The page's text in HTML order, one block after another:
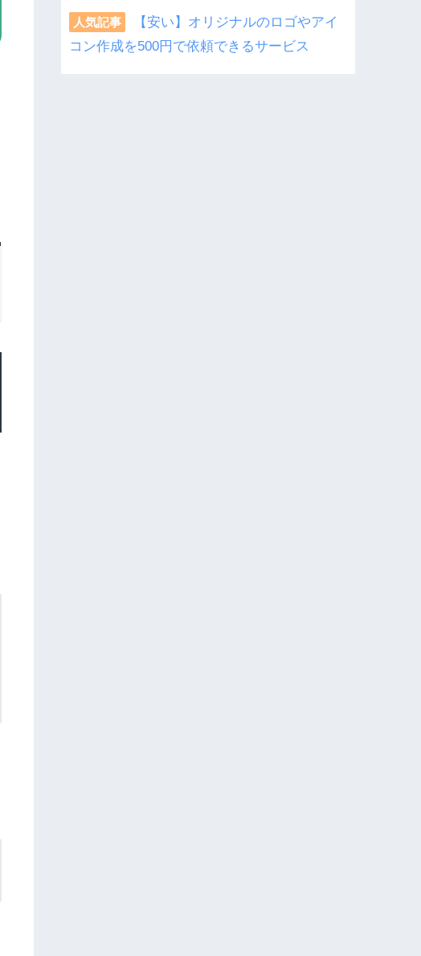
人気記事
【安い】オリジナルのロゴやアイ
コン作成を500円で依頼できるサービス